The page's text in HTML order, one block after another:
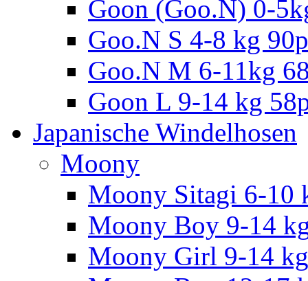
Goon (Goo.N) 0-
Goo.N S 4-8 kg
Goo.N M 6-11kg
Goon L 9-14 kg
Japanische Windelhosen
Moony
Moony Sitagi 6-10
Moony Boy 9-14
Moony Girl 9-14 kg